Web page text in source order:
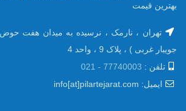
بهترین قیمت
تهران ، نارمک ، نرسیده به میدان هفت
جویبار غربی ) ، پلاک 9 ، واحد 4
تلفن : 77740003 - 021
ایمیل: info[at]pilartejarat.com